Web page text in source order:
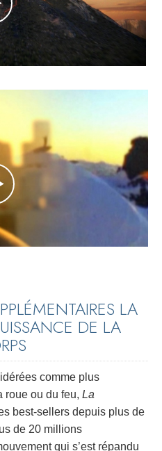
LA
DE LA
comme plus
roue ou du feu, La
best-sellers depuis plus de
de 20 millions
qui s’est répandu